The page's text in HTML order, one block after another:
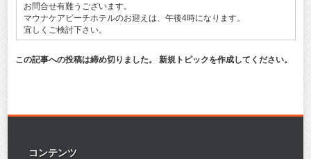
お問合せ有難うございます。
マウナケアビーチホテルのお迎えは、午後4時になります。
宜しくご検討下さい。
この記事への投稿は締め切りました。 新規トピックを作成してください。
コンテンツ